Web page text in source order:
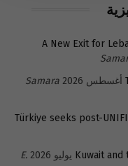
A New Exit for
Samara
Türkiye seeks post-
Kuwait and
E.